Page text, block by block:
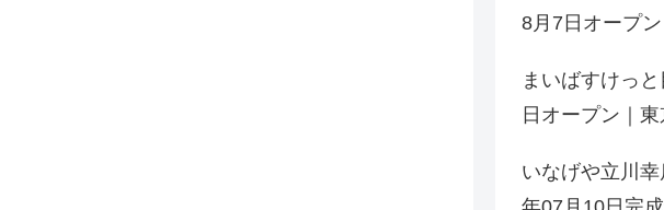
8月7日オープ
まいばすけっ
日オープン｜
いなげや立川